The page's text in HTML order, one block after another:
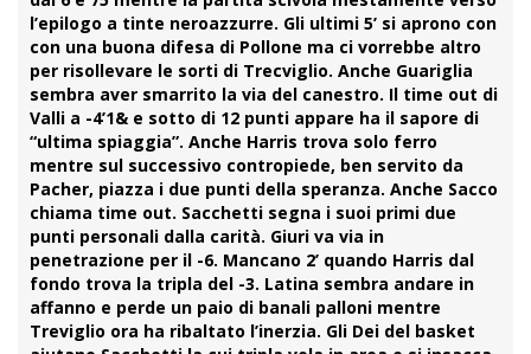
l’epilogo a tinte neroazzurre. Gli ultimi 5’ si aprono con
con una buona difesa di Pollone ma ci vorrebbe altro
per risollevare le sorti di Trecviglio. Anche Guariglia
sembra aver smarrito la via del canestro. Il time out di
Valli a -4’1& e sotto di 12 punti appare ha il sapore di
“ultima spiaggia”. Anche Harris trova solo ferro
mentre sul successivo contropiede, ben servito da
Pacher, piazza i due punti della speranza. Anche Sacco
chiama time out. Sacchetti segna i suoi primi due
punti personali dalla carità. Giuri va via in
penetrazione per il -6. Mancano 2’ quando Harris dal
fondo trova la tripla del -3. Latina sembra andare in
affanno e perde un paio di banali palloni mentre
Treviglio ora ha ribaltato l’inerzia. Gli Dei del basket